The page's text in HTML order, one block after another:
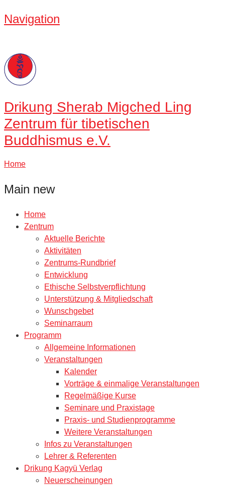
Navigation
Drikung Sherab Migched Ling
Zentrum für tibetischen
Buddhismus e.V.
Home
Main new
Home
Zentrum
Aktuelle Berichte
Aktivitäten
Zentrums-Rundbrief
Entwicklung
Ethische Selbstverpflichtung
Unterstützung & Mitgliedschaft
Wunschgebet
Seminarraum
Programm
Allgemeine Informationen
Veranstaltungen
Kalender
Vorträge & einmalige Veranstaltungen
Regelmäßige Kurse
Seminare und Praxistage
Praxis- und Studienprogramme
Weitere Veranstaltungen
Infos zu Veranstaltungen
Lehrer & Referenten
Drikung Kagyü Verlag
Neuerscheinungen